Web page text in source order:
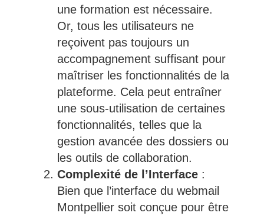
une formation est nécessaire.
Or, tous les utilisateurs ne
reçoivent pas toujours un
accompagnement suffisant pour
maîtriser les fonctionnalités de la
plateforme. Cela peut entraîner
une sous-utilisation de certaines
fonctionnalités, telles que la
gestion avancée des dossiers ou
les outils de collaboration.
Complexité de l’Interface:
Bien que l’interface du webmail
Montpellier soit conçue pour être